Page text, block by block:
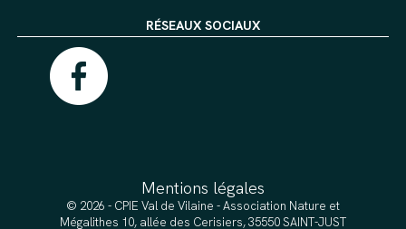
RÉSEAUX SOCIAUX
Mentions légales
© 2026 - CPIE Val de Vilaine - Association Nature et
Mégalithes 10, allée des Cerisiers, 35550 SAINT-JUST